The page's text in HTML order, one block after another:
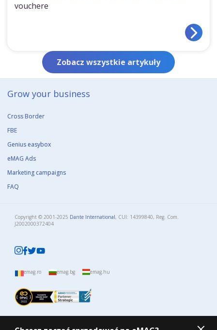
vouchere
Zobacz wszystkie artykuły
Grow your business​
Cross Border
FBE
Genius easybox
eMAG Ads
Marketing campaigns
FAQ
Copyright © 2001-2025 Dante International, CUI: 14399840, Reg. Com.
J2002000372404​
emag.ro emag.bg emag.hu